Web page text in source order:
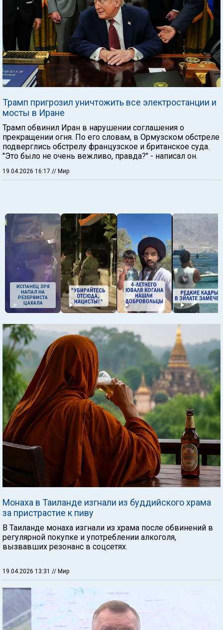
Трамп пригрозил уничтожить все электростанции и
мосты в Иране
Трамп обвинил Иран в нарушении соглашения о
прекращении огня. По его словам, в Ормузском обстреле
подверглись обстрелу французское и британское суда.
"Это было не очень вежливо, правда?" - написал он.
19.04.2026 16:17 // Мир
ИСПАНЕЦ ЗРЯ
НАПАЛ НА
РЕЗЕРВИСТА
ЦАХАЛА
Монаха в Таиланде изгнали из буддийского храма
за пристрастие к пиву
В Таиланде монаха изгнали из храма после обвинений в
регулярной покупке и употреблении алкоголя,
вызвавших резонанс в соцсетях.
19.04.2026 13:31 // Мир